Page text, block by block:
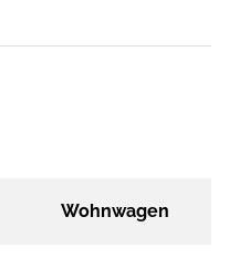
Wohnwagen